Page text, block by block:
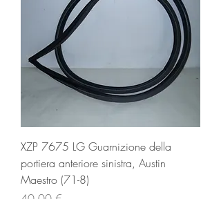
XZP 7675 LG Guarnizione della
portiera anteriore sinistra, Austin
Maestro (71-8)